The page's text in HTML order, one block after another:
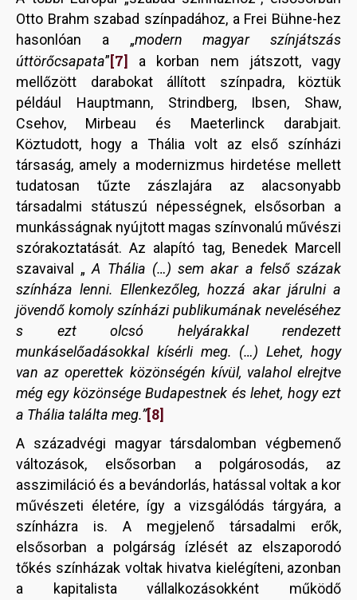
Otto Brahm szabad színpadához, a Frei Bühne-hez
hasonlóan a „modern magyar színjátszás
úttörőcsapata”[7] a korban nem játszott, vagy
mellőzött darabokat állított színpadra, köztük
például Hauptmann, Strindberg, Ibsen, Shaw,
Csehov, Mirbeau és Maeterlinck darabjait.
Köztudott, hogy a Thália volt az első színházi
társaság, amely a modernizmus hirdetése mellett
tudatosan tűzte zászlajára az alacsonyabb
társadalmi státuszú népességnek, elsősorban a
munkásságnak nyújtott magas színvonalú művészi
szórakoztatását. Az alapító tag, Benedek Marcell
szavaival „A Thália (…) sem akar a felső százak
színháza lenni. Ellenkezőleg, hozzá akar járulni a
jövendő komoly színházi publikumának neveléséhez
s ezt olcsó helyárakkal rendezett
munkáselőadásokkal kísérli meg. (…) Lehet, hogy
van az operettek közönségén kívül, valahol elrejtve
még egy közönsége Budapestnek és lehet, hogy ezt
a Thália találta meg.”[8]
A századvégi magyar társdalomban végbemenő
változások, elsősorban a polgárosodás, az
asszimiláció és a bevándorlás, hatással voltak a kor
művészeti életére, így a vizsgálódás tárgyára, a
színházra is. A megjelenő társadalmi erők,
elsősorban a polgárság ízlését az elszaporodó
tőkés színházak voltak hivatva kielégíteni, azonban
a kapitalista vállalkozásokként működő